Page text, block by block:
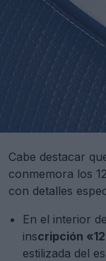
Cabe destacar
conmemora los
con detalles
En el interior
inscripción
estilizada del